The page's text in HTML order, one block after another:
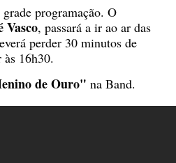
programação. O
Vasco, passará a ir ao ar das
perder 30 minutos de
16h30.
de Ouro" na Band.